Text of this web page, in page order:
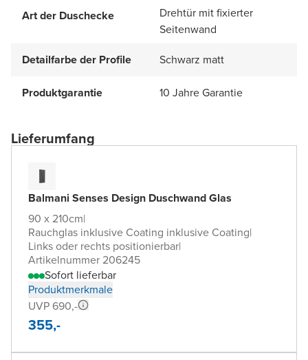
Art der Duschecke
Drehtür mit fixierter
Seitenwand
Detailfarbe der Profile
Schwarz matt
Produktgarantie 10 Jahre Garantie
Lieferumfang
Balmani Senses Design Duschwand Glas
90 x 210cm|
Rauchglas inklusive Coating inklusive Coating|
Links oder rechts positionierbar|
Artikelnummer 206245
Sofort lieferbar
Produktmerkmale
UVP 690,-
355,-